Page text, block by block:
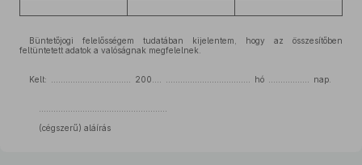
Büntetőjogi felelősségem tudatában kijelentem, hogy az összesítőben
feltüntetett adatok a valóságnak megfelelnek.
Kelt: ................................. 200.... ................................... hó ................. nap.
(cégszerű) aláírás